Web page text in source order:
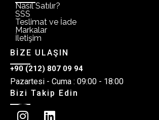
Nasıl Satılır?
SSS
Teslimat ve İade
Markalar
İletişim
BİZE ULAŞIN
+90 (212) 807 09 94
Pazartesi - Cuma : 09:00 - 18:00
Bizi Takip Edin